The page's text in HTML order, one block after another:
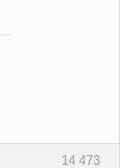
14 473